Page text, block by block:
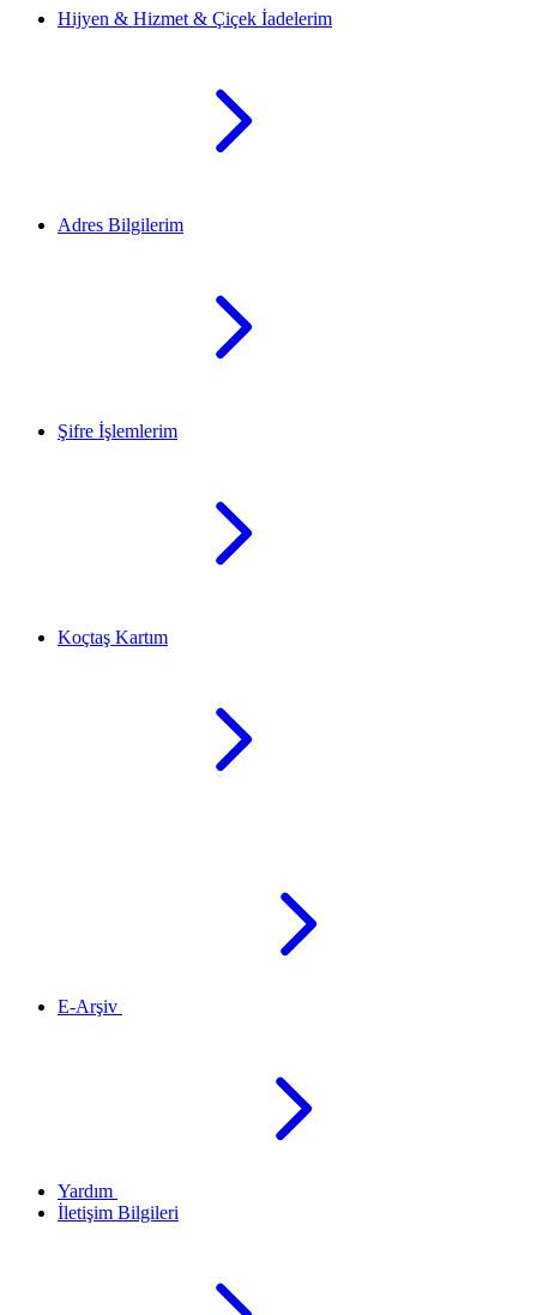
Hijyen & Hizmet & Çiçek İadelerim
Adres Bilgilerim
Şifre İşlemlerim
Koçtaş Kartım
E-Arşiv
Yardım
İletişim Bilgileri